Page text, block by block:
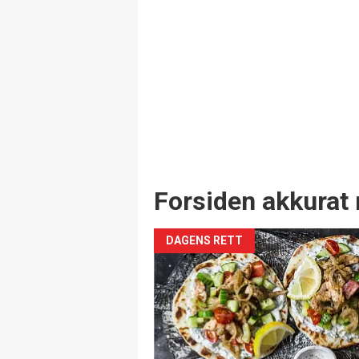
Forsiden akkurat
DAGENS RETT